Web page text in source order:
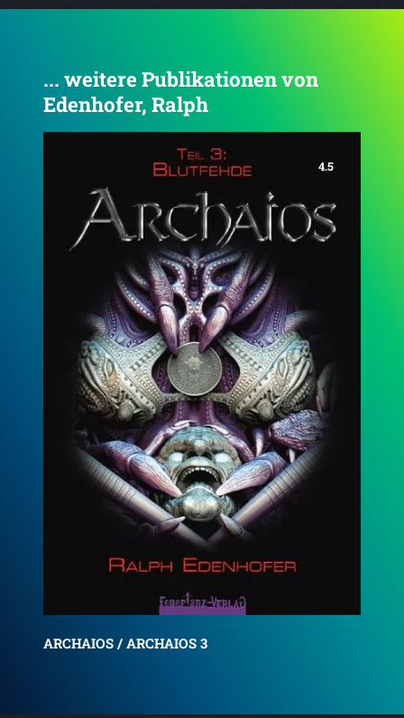
... weitere Publikationen von
Edenhofer, Ralph
4.4
ARCHAIOS / Teil 1: Monster in der Dunkelheit